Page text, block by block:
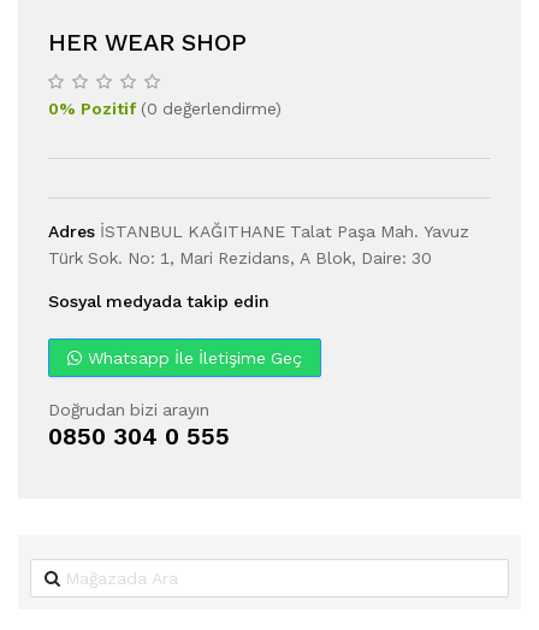
HER WEAR SHOP
0% Pozitif(0 değerlendirme)
Adres İSTANBUL KAĞITHANE Talat Paşa Mah. Yavuz
Türk Sok. No: 1, Mari Rezidans, A Blok, Daire: 30
Sosyal medyada takip edin
Whatsapp İle İletişime Geç
Doğrudan bizi arayın
0850 304 0 555